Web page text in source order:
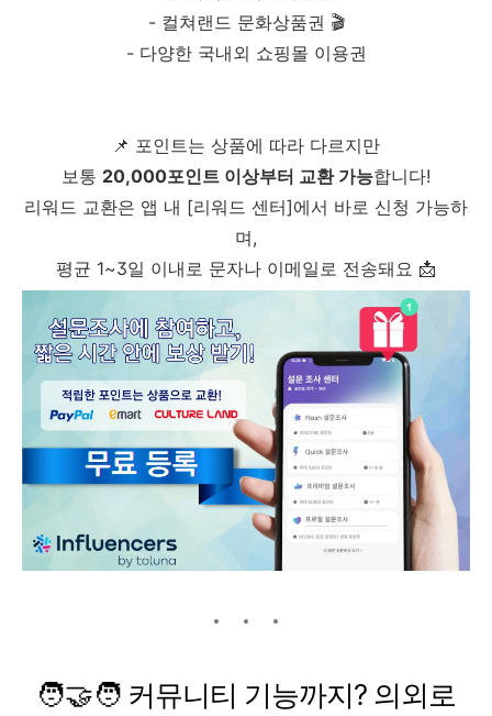
- 컬쳐랜드 문화상품권 🎬
- 다양한 국내외 쇼핑몰 이용권
📌 포인트는 상품에 따라 다르지만
보통 20,000포인트 이상부터 교환 가능합니다!
리워드 교환은 앱 내 [리워드 센터]에서 바로 신청 가능하
며,
평균 1~3일 이내로 문자나 이메일로 전송돼요 📩
🧑‍🤝‍🧑 커뮤니티 기능까지? 의외로